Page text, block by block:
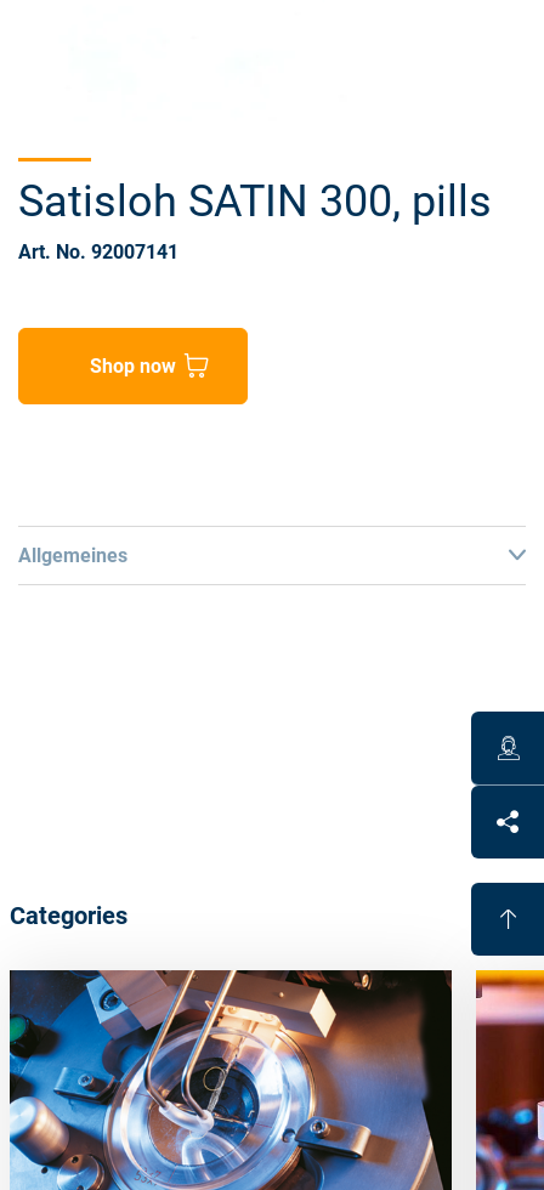
Satisloh SATIN 300, pills
Art. No. 92007141
Shop now
Allgemeines
Satisloh provides simple water repellent hydrophobic
products up to latest super easy to clean oleophobic
Benefits
Evaporants for highest super top coat performance
Easy to handle hydrophobic materials
Easy to apply towelettes available
Proven quality
Categories